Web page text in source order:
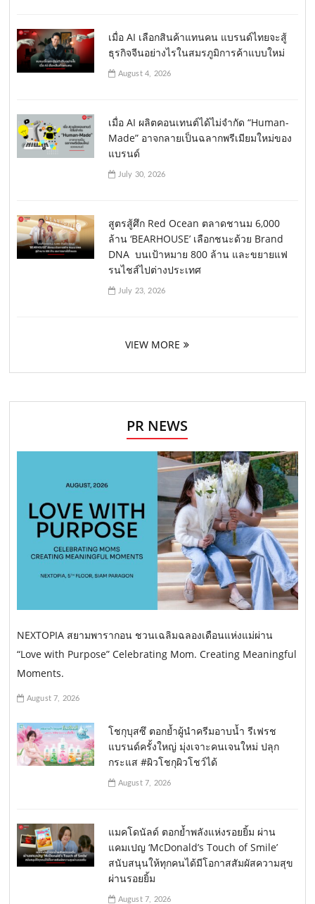
เมื่อ AI เลือกสินค้าแทนคน แบรนด์ไทยจะสู้
ธุรกิจจีนอย่างไรในสมรภูมิการค้าแบบใหม่
August 4, 2026
เมื่อ AI ผลิตคอนเทนต์ได้ไม่จำกัด “Human-
Made” อาจกลายเป็นฉลากพรีเมียมใหม่ของ
แบรนด์
July 30, 2026
สูตรสู้ศึก Red Ocean ตลาดชานม 6,000
ล้าน ‘BEARHOUSE’ เลือกชนะด้วย Brand
DNA บนเป้าหมาย 800 ล้าน และขยายแฟ
รนไชส์ไปต่างประเทศ
July 23, 2026
VIEW MORE
PR NEWS
NEXTOPIA สยามพารากอน ชวนเฉลิมฉลองเดือนแห่งแม่ผ่าน
“Love with Purpose” Celebrating Mom. Creating Meaningful
Moments.
August 7, 2026
โชกุบุสซึ ตอกย้ำผู้นำครีมอาบน้ำ รีเฟรช
แบรนด์ครั้งใหญ่ มุ่งเจาะคนเจนใหม่ ปลุก
กระแส #ผิวโชกุผิวโชว์ได้
August 7, 2026
แมคโดนัลด์ ตอกย้ำพลังแห่งรอยยิ้ม ผ่าน
แคมเปญ ‘McDonald’s Touch of Smile’
สนับสนุนให้ทุกคนได้มีโอกาสสัมผัสความสุข
ผ่านรอยยิ้ม
August 7, 2026